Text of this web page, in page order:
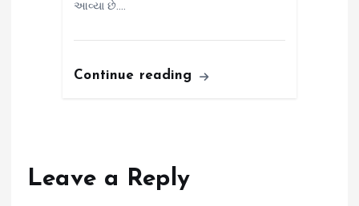
આવ્યા છે.…
Continue reading
Leave a Reply